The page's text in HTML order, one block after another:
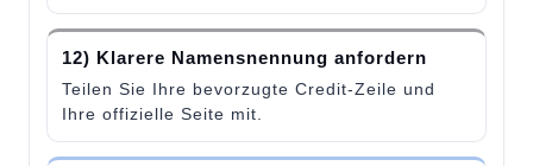
12) Klarere Namensnennung anfordern
Teilen Sie Ihre bevorzugte Credit-Zeile und
Ihre offizielle Seite mit.